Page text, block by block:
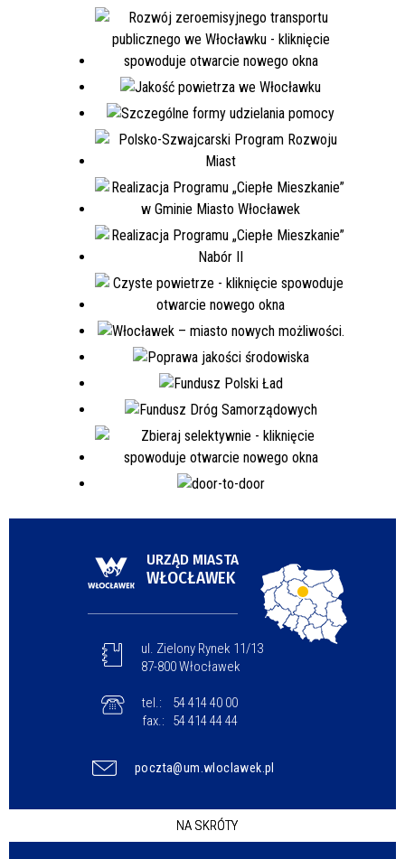
URZĄD MIASTA
WŁOCŁAWEK
ul. Zielony Rynek 11/13
87-800 Włocławek
tel.:
54 414 40 00
fax.:
54 414 44 44
poczta@um.wloclawek.pl
NA SKRÓTY